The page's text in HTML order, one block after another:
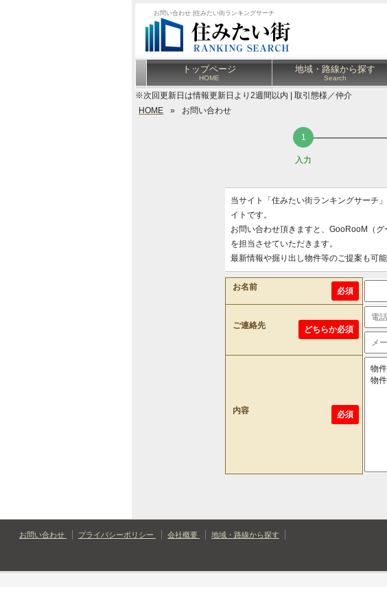
お問い合わせ |住みたい街ランキングサーチ
トップページ
HOME
地域・路線から探す
Search
※次回更新日は情報更新日より2週間以内 | 取引態様／仲介
HOME
» お問い合わせ
入力
当サイト「住みたい街ランキングサーチ
イトです。
お問い合わせ頂きますと、GooRooM（
を担当させていただきます。
最新情報や掘り出し物件等のご提案も可
お名前 必須
ご連絡先 どちらか必須
内容 必須
お問い合わせ プライバシーポリシー 会社概要 地域・路線から探す